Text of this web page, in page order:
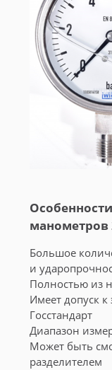
манометров
Большое
и
Полностью из
Имеет допуск
Госстандарт
Диапазон
Может быть
разделителем